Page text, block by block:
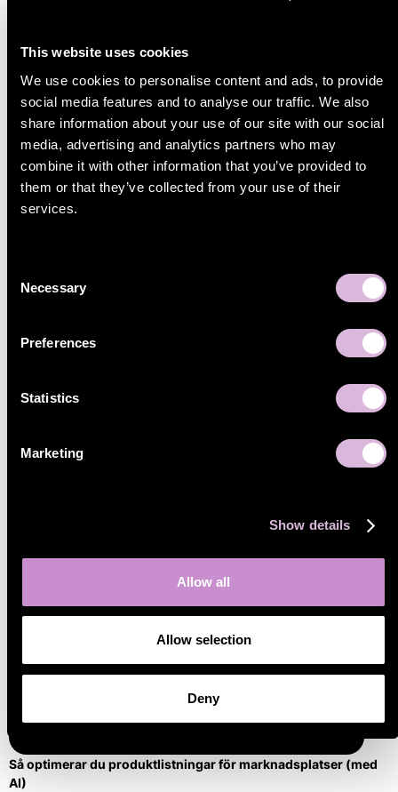
This website uses cookies
We use cookies to personalise content and ads, to provide
social media features and to analyse our traffic. We also
share information about your use of our site with our social
media, advertising and analytics partners who may
combine it with other information that you’ve provided to
them or that they’ve collected from your use of their
services.
Selection
Necessary
Preferences
Statistics
Marketing
Show details
Allow all
Allow selection
Deny
Kolla in de senaste nyheterna
Säljer du elektronik på marknadsplatser? Upptäck styrkorna,
Elkjøp för elektronikvarumärken som vill expandera i Europa.
Läs mer
Så optimerar du produktlistningar för marknadsplatser (med
AI)